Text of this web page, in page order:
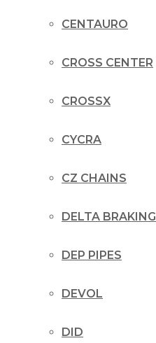
CENTAURO
CROSS CENTER
CROSSX
CYCRA
CZ CHAINS
DELTA BRAKING
DEP PIPES
DEVOL
DID